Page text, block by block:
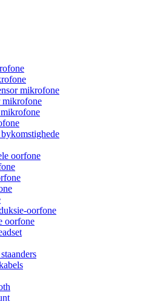
mikrofone
mikrofone
oorfone
oorfone
oorfone